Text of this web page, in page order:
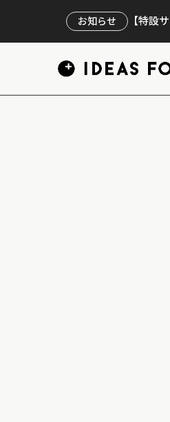
お知らせ 【特設